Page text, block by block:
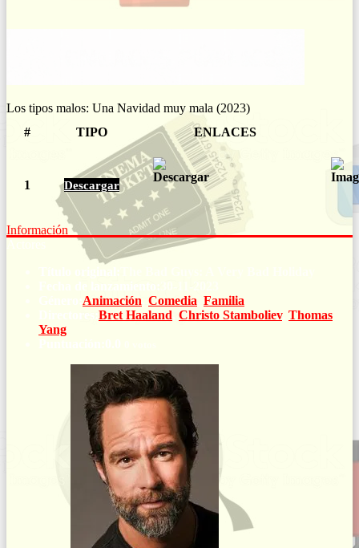
Los tipos malos: Una Navidad muy mala (2023)
#
TIPO ENLACES
1
Descargar
‎ ‎ ‎ ‎ ‎ ‎ ‎ ‎
Información
Fecha de lanzamiento:
Animación Comedia Familia
Bret Haaland Christo Stamboliev, Thomas
Yang